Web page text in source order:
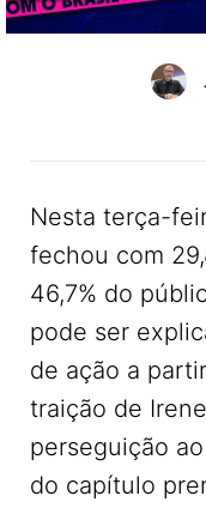
Nesta terça-
fechou com
46,7% do
pode ser
de ação a
traição de
perseguição
do capítulo